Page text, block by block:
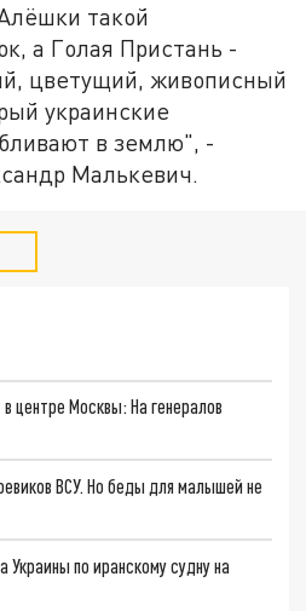
такой
а Голая Пристань -
цветущий, живописный
украинские
в землю", -
Малькевич.
центре Москвы: На генералов
ВСУ. Но беды для малышей не
Украины по иранскому судну на